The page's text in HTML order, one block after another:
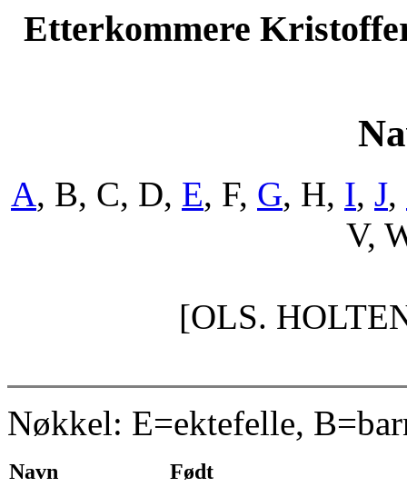
Etterkommere
A, B, C, D, E, F, G, H, I, J,
V,
[OLS.
Nøkkel: E=ektefelle,
Navn Født